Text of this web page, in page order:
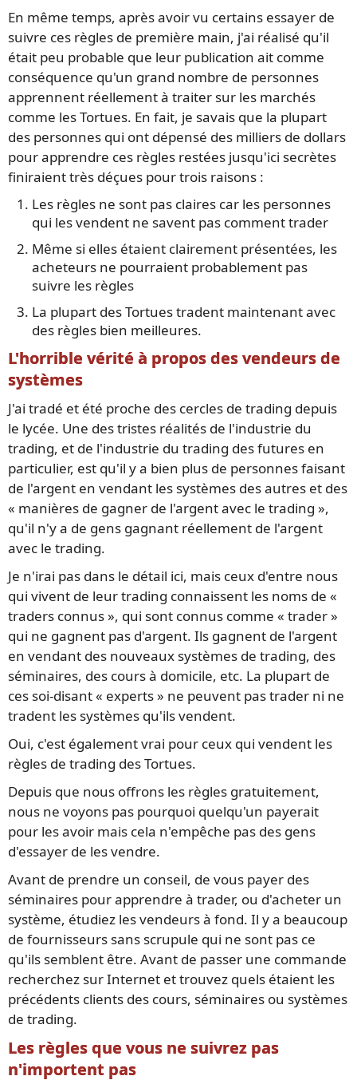
En même temps, après avoir vu certains essayer de
suivre ces règles de première main, j'ai réalisé qu'il
était peu probable que leur publication ait comme
conséquence qu'un grand nombre de personnes
apprennent réellement à traiter sur les marchés
comme les Tortues. En fait, je savais que la plupart
des personnes qui ont dépensé des milliers de dollars
pour apprendre ces règles restées jusqu'ici secrètes
finiraient très déçues pour trois raisons :
Les règles ne sont pas claires car les personnes
qui les vendent ne savent pas comment trader
Même si elles étaient clairement présentées, les
acheteurs ne pourraient probablement pas
suivre les règles
La plupart des Tortues tradent maintenant avec
des règles bien meilleures.
L'horrible vérité à propos des vendeurs de
systèmes
J'ai tradé et été proche des cercles de trading depuis
le lycée. Une des tristes réalités de l'industrie du
trading, et de l'industrie du trading des futures en
particulier, est qu'il y a bien plus de personnes faisant
de l'argent en vendant les systèmes des autres et des
« manières de gagner de l'argent avec le trading »,
qu'il n'y a de gens gagnant réellement de l'argent
avec le trading.
Je n'irai pas dans le détail ici, mais ceux d'entre nous
qui vivent de leur trading connaissent les noms de «
traders connus », qui sont connus comme « trader »
qui ne gagnent pas d'argent. Ils gagnent de l'argent
en vendant des nouveaux systèmes de trading, des
séminaires, des cours à domicile, etc. La plupart de
ces soi-disant « experts » ne peuvent pas trader ni ne
tradent les systèmes qu'ils vendent.
Oui, c'est également vrai pour ceux qui vendent les
règles de trading des Tortues.
Depuis que nous offrons les règles gratuitement,
nous ne voyons pas pourquoi quelqu'un payerait
pour les avoir mais cela n'empêche pas des gens
d'essayer de les vendre.
Avant de prendre un conseil, de vous payer des
séminaires pour apprendre à trader, ou d'acheter un
système, étudiez les vendeurs à fond. Il y a beaucoup
de fournisseurs sans scrupule qui ne sont pas ce
qu'ils semblent être. Avant de passer une commande
recherchez sur Internet et trouvez quels étaient les
précédents clients des cours, séminaires ou systèmes
de trading.
Les règles que vous ne suivrez pas
n'importent pas